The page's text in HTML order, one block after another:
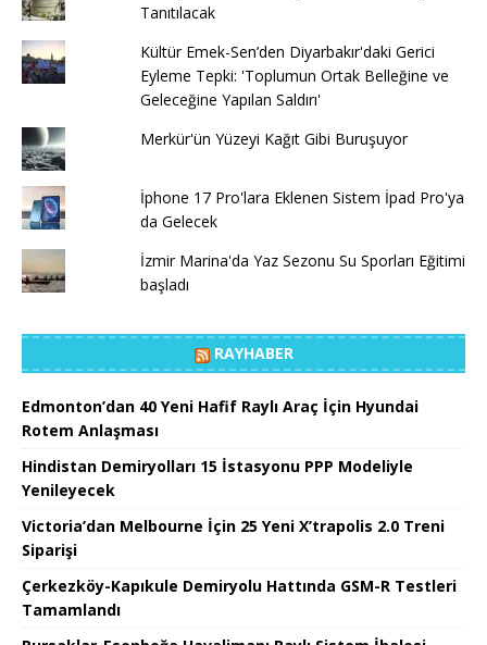
Tanıtılacak
Kültür Emek-Sen’den Diyarbakır'daki Gerici
Eyleme Tepki: 'Toplumun Ortak Belleğine ve
Geleceğine Yapılan Saldırı'
Merkür'ün Yüzeyi Kağıt Gibi Buruşuyor
İphone 17 Pro'lara Eklenen Sistem İpad Pro'ya
da Gelecek
İzmir Marina'da Yaz Sezonu Su Sporları Eğitimi
başladı
RAYHABER
Edmonton’dan 40 Yeni Hafif Raylı Araç İçin Hyundai
Rotem Anlaşması
Hindistan Demiryolları 15 İstasyonu PPP Modeliyle
Yenileyecek
Victoria’dan Melbourne İçin 25 Yeni X’trapolis 2.0 Treni
Siparişi
Çerkezköy-Kapıkule Demiryolu Hattında GSM-R Testleri
Tamamlandı